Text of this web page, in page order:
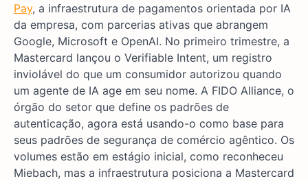
Pay, a infraestrutura de pagamentos orientada por IA
da empresa, com parcerias ativas que abrangem
Google, Microsoft e OpenAI. No primeiro trimestre, a
Mastercard lançou o Verifiable Intent, um registro
inviolável do que um consumidor autorizou quando
um agente de IA age em seu nome. A FIDO Alliance, o
órgão do setor que define os padrões de
autenticação, agora está usando-o como base para
seus padrões de segurança de comércio agêntico. Os
volumes estão em estágio inicial, como reconheceu
Miebach, mas a infraestrutura posiciona a Mastercard